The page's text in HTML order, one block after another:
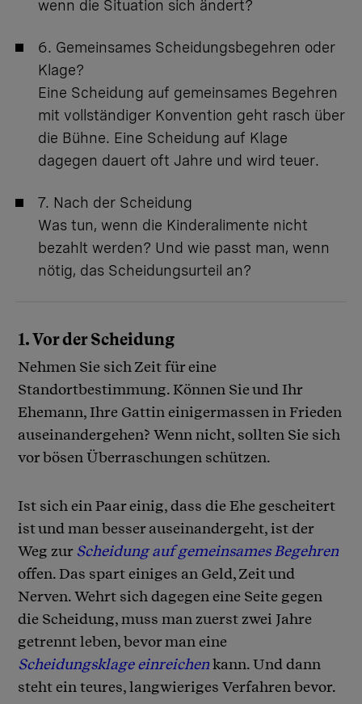
wenn die Situation sich ändert?
6. Gemeinsames Scheidungsbegehren oder
Klage?
Eine Scheidung auf gemeinsames Begehren
mit vollständiger Konvention geht rasch über
die Bühne. Eine Scheidung auf Klage
dagegen dauert oft Jahre und wird teuer.
7. Nach der Scheidung
Was tun, wenn die Kinderalimente nicht
bezahlt werden? Und wie passt man, wenn
nötig, das Scheidungsurteil an?
1. Vor der Scheidung
Nehmen Sie sich Zeit für eine
Standortbestimmung. Können Sie und Ihr
Ehemann, Ihre Gattin einigermassen in Frieden
auseinandergehen? Wenn nicht, sollten Sie sich
vor bösen Überraschungen schützen.
Ist sich ein Paar einig, dass die Ehe gescheitert
ist und man besser auseinandergeht, ist der
Weg zurScheidung auf gemeinsames Begehren
offen. Das spart einiges an Geld, Zeit und
Nerven. Wehrt sich dagegen eine Seite gegen
die Scheidung, muss man zuerst zwei Jahre
getrennt leben, bevor man eine
Scheidungsklage einreichenkann. Und dann
steht ein teures, langwieriges Verfahren bevor.